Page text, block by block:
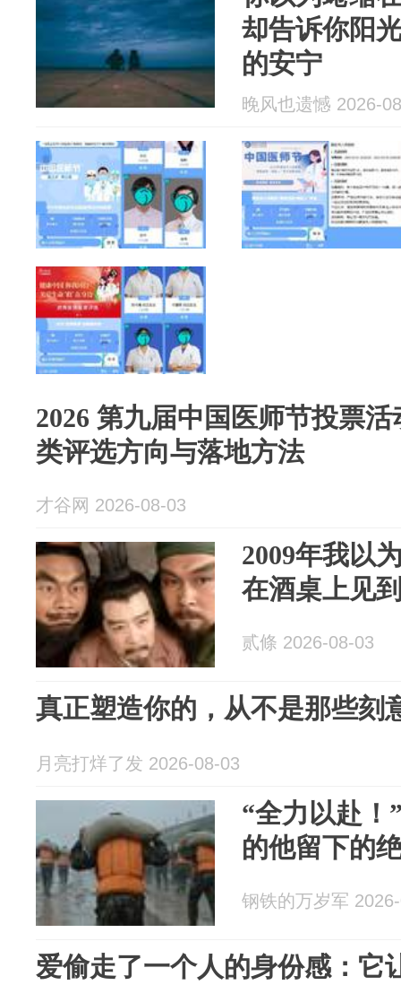
却告诉你阳
的安宁
晚风也遗憾 2026-
2026 第九届中国医师节投票
类评选方向与落地方法
才谷网 2026-08-03
2009年我以
在酒桌上见
贰條 2026-08-03
真正塑造你的，从不是那些刻
月亮打烊了发 2026-08-03
“全力以赴！
的他留下的
钢铁的万岁军
爱偷走了一个人的身份感：它